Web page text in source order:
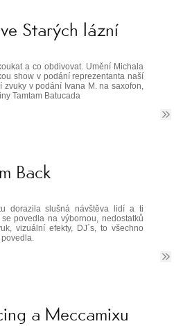
Starých lázní
a co obdivovat. Umění Michala
show v podání reprezentanta naší
v podání Ivana M. na saxofon,
Tamtam Batucada
Back
dorazila slušná návštěva lidí a ti
povedla na výbornou, nedostatků
vizuální efekty, DJ´s, to všechno
a Meccamixu